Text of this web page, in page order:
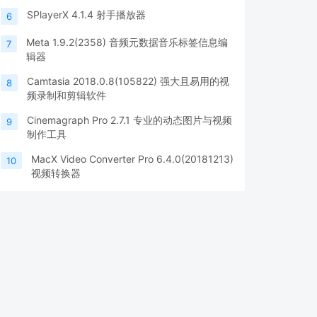
6 SPlayerX 4.1.4 射手播放器
7
Meta 1.9.2(2358) 音频元数据音乐标签信息编
辑器
8
Camtasia 2018.0.8(105822) 强大且易用的视
频录制和剪辑软件
9
Cinemagraph Pro 2.7.1 专业的动态图片与视频
制作工具
10
MacX Video Converter Pro 6.4.0(20181213)
视频转换器